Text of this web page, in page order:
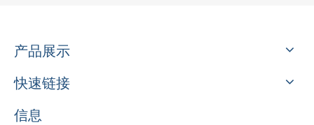
产品展示
快速链接
信息